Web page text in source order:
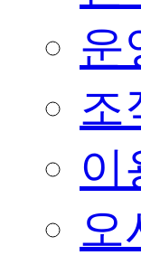
운
조
이
오